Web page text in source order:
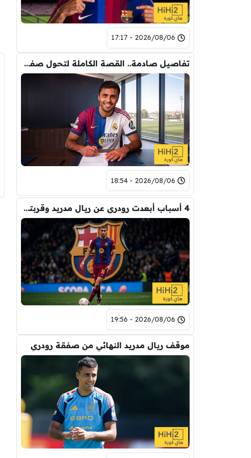
2026/08/06 - 17:17
تفاصيل صادمة.. القصة الكاملة لتحول صفقة رودري من ريال مدريد الى برشلونة
2026/08/06 - 18:54
4 أسباب أبعدت رودري عن ريال مدريد وقربته من برشلونة
2026/08/06 - 19:56
موقف ريال مدريد النهائي من صفقة رودري